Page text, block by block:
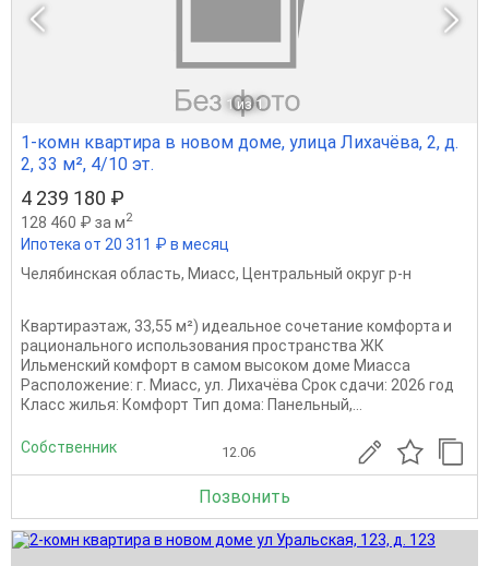
1 из 1
1-комн квартира в новом доме, улица Лихачёва, 2, д.
2, 33 м², 4/10 эт.
4 239 180 ₽
128 460 ₽ за м2
Ипотека от 20 311 ₽ в месяц
Челябинская область, Миасс, Центральный округ р-н
Квартираэтаж, 33,55 м²) идеальное сочетание комфорта и
рационального использования пространства ЖК
Ильменский комфорт в самом высоком доме Миасса
Расположение: г. Миасс, ул. Лихачёва Срок сдачи: 2026 год
Класс жилья: Комфорт Тип дома: Панельный,...
Собственник 12.06
Позвонить